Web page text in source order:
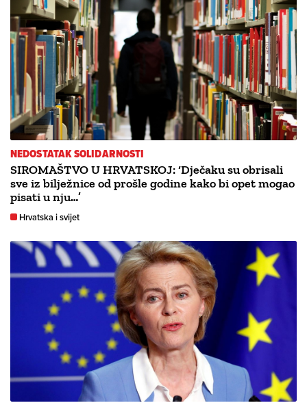
NEDOSTATAK SOLIDARNOSTI
SIROMAŠTVO U HRVATSKOJ: ‘Dječaku su obrisali
sve iz bilježnice od prošle godine kako bi opet mogao
pisati u nju…’
Hrvatska i svijet